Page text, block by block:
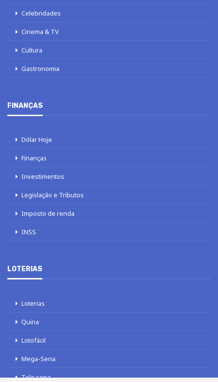
Celebridades
Cinema & TV
Cultura
Gastronomia
FINANÇAS
Dólar Hoje
Finanças
Investimentos
Legislação e Tributos
Imposto de renda
INSS
LOTERIAS
Loterias
Quina
Lotofácil
Mega-Sena
Tele sena